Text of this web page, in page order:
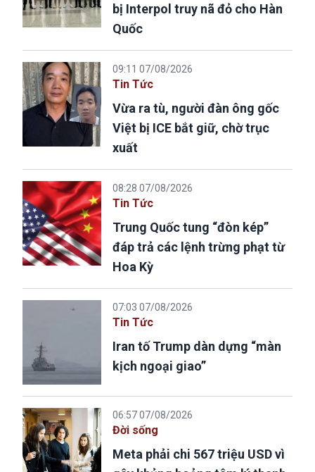
bị Interpol truy nã đỏ cho Hàn
Quốc
09:11 07/08/2026
Tin Tức
Vừa ra tù, người đàn ông gốc
Việt bị ICE bắt giữ, chờ trục
xuất
08:28 07/08/2026
Tin Tức
Trung Quốc tung “đòn kép”
đáp trả các lệnh trừng phạt từ
Hoa Kỳ
07:03 07/08/2026
Tin Tức
Iran tố Trump dàn dựng “màn
kịch ngoại giao”
06:57 07/08/2026
Đời sống
Meta phải chi 567 triệu USD vì